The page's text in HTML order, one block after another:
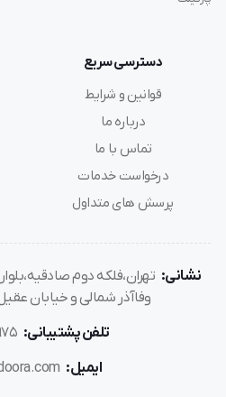
دسترسی سریع
قوانین و شرایط
درباره ما
تماس با ما
درخواست خدمات
پرسش های متداول
نشانی: تهران،فلکه دوم
وفاآذر شمالی و خیابان عقیل
تلفن پشتیبانی:
ایمیل: